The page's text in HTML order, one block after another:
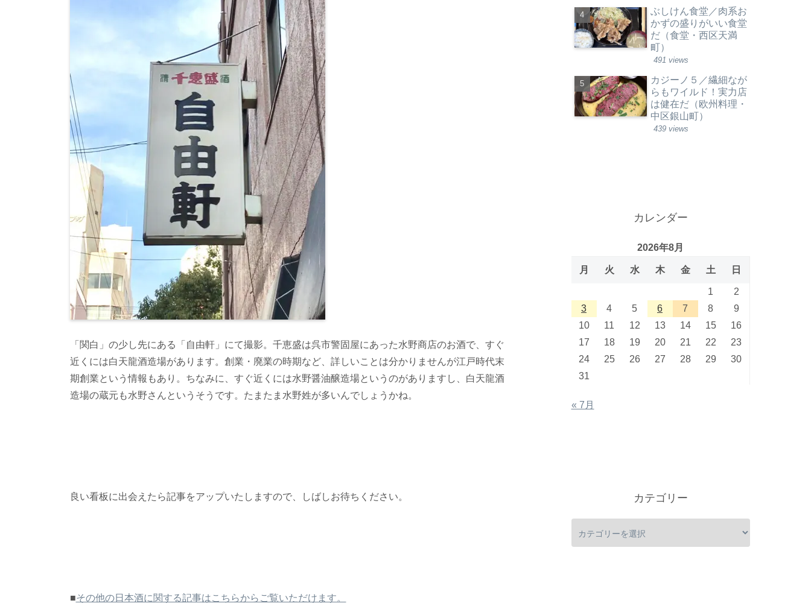
「関白」の少し先にある「自由軒」にて撮影。千恵盛は呉市警固屋にあった水野商店のお酒で、すぐ
近くには白天龍酒造場があります。創業・廃業の時期など、詳しいことは分かりませんが江戸時代末
期創業という情報もあり。ちなみに、すぐ近くには水野醤油醸造場というのがありますし、白天龍酒
造場の蔵元も水野さんというそうです。たまたま水野姓が多いんでしょうかね。
良い看板に出会えたら記事をアップいたしますので、しばしお待ちください。
■その他の日本酒に関する記事はこちらからご覧いただけます。
ぶしけん食堂／肉系お
かずの盛りがいい食堂
だ（食堂・西区天満
町）
491 views
カジーノ５／繊細なが
らもワイルド！実力店
は健在だ（欧州料理・
中区銀山町）
439 views
カレンダー
2026年8月
月 火 水 木 金 土 日
1
2
3
4 5 6 7 8
9
10
11 12 13 14 15
16
17
18 19 20 21 22
23
24
25 26 27 28 29
30
31
« 7月
カテゴリー